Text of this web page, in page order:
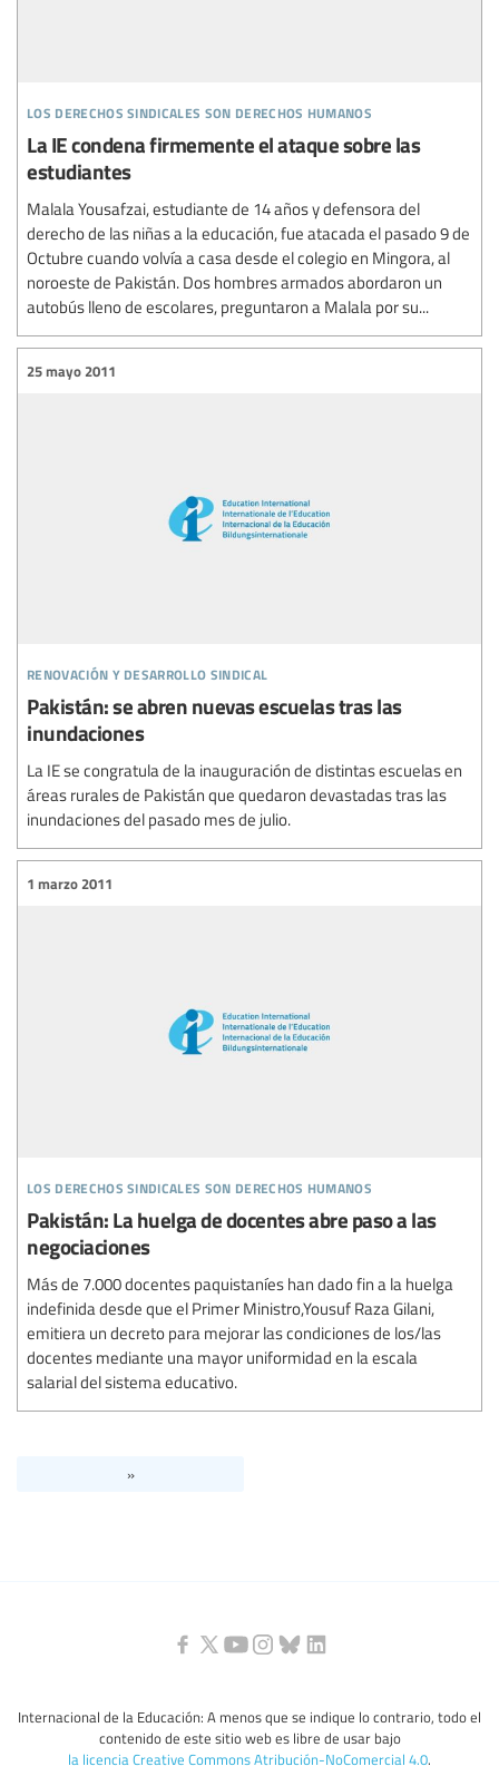
los derechos sindicales son derechos humanos
La IE condena firmemente el ataque sobre las
estudiantes
Malala Yousafzai, estudiante de 14 años y defensora del
derecho de las niñas a la educación, fue atacada el pasado 9 de
Octubre cuando volvía a casa desde el colegio en Mingora, al
noroeste de Pakistán. Dos hombres armados abordaron un
autobús lleno de escolares, preguntaron a Malala por su...
renovación y desarrollo sindical
25 mayo 2011
Pakistán: se abren nuevas escuelas tras las
inundaciones
La IE se congratula de la inauguración de distintas escuelas en
áreas rurales de Pakistán que quedaron devastadas tras las
inundaciones del pasado mes de julio.
los derechos sindicales son derechos humanos
1 marzo 2011
Pakistán: La huelga de docentes abre paso a las
negociaciones
Más de 7.000 docentes paquistaníes han dado fin a la huelga
indefinida desde que el Primer Ministro,Yousuf Raza Gilani,
emitiera un decreto para mejorar las condiciones de los/las
docentes mediante una mayor uniformidad en la escala
salarial del sistema educativo.
»
Internacional de la Educación: A menos que se indique lo contrario, todo el
contenido de este sitio web es libre de usar bajo
la licencia Creative Commons Atribución-NoComercial 4.0.